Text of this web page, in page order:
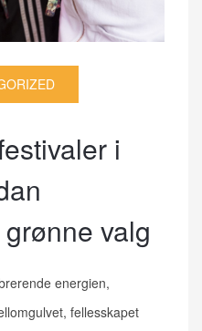
i
valg
energien,
fellesskapet